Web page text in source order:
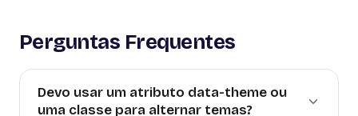
Perguntas Frequentes
Devo usar um atributo data-theme ou
uma classe para alternar temas?